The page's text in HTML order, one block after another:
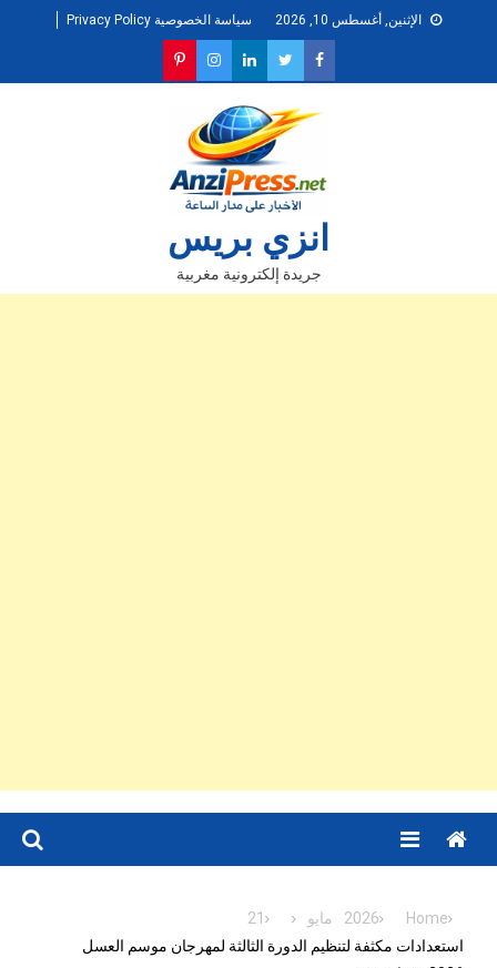
الإثنين, أغسطس 10, 2026 سياسة الخصوصية Privacy Policy
انزي بريس
جريدة إلكترونية مغربية
Menu
Home
2026 مايو
21
استعدادات مكثفة لتنظيم الدورة الثالثة لمهرجان موسم العسل